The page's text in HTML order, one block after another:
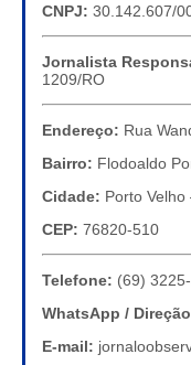
CNPJ: 30.142.607/
Jornalista
1209/RO
Endereço: Rua
Bairro: Flodoaldo
Cidade: Porto
CEP: 76820-510
Telefone: (69)
WhatsApp /
E-mail: